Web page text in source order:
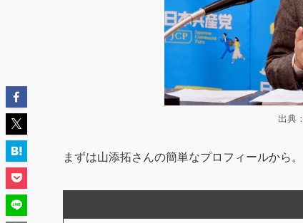
出典：
まずは山添拓さんの簡単なプロフィールから。